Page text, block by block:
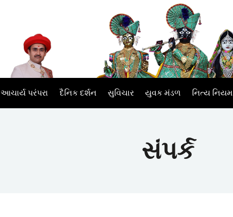
આચાર્ય પરંપરા દૈનિક દર્શન સુવિચાર યુવક મંડળ નિત્ય નિયમ
સંપર્ક